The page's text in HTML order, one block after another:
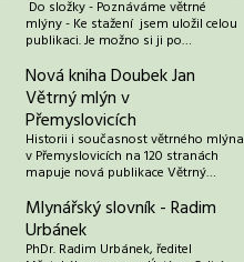
Do složky - Poznáváme větrné
mlýny - Ke stažení jsem uložil celou
publikaci. Je možno si ji po…
Nová kniha Doubek Jan
Větrný mlýn v
Přemyslovicích
Historii i současnost větrného mlýna
v Přemyslovicích na 120 stranách
mapuje nová publikace Větrný…
Mlynářský slovník - Radim
Urbánek
PhDr. Radim Urbánek, ředitel